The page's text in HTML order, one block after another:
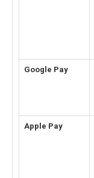
Google Pay
Apple Pay